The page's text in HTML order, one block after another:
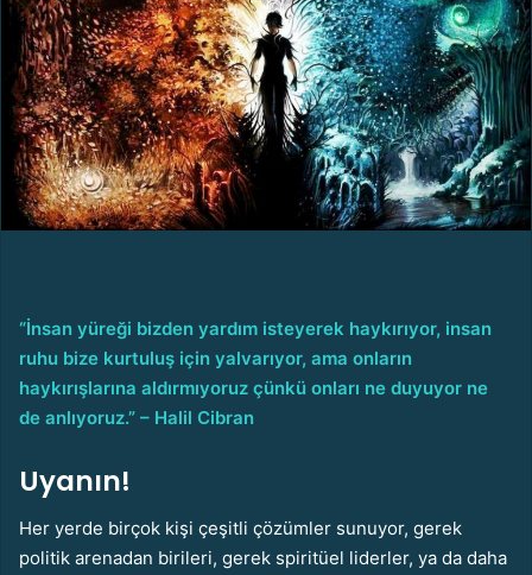
a
g
ö
n
d
e
r
m
“İnsan yüreği bizden yardım isteyerek haykırıyor, insan
ruhu bize kurtuluş için yalvarıyor, ama onların
haykırışlarına aldırmıyoruz çünkü onları ne duyuyor ne
de anlıyoruz.” – Halil Cibran
Uyanın!
Her yerde birçok kişi çeşitli çözümler sunuyor, gerek
politik arenadan birileri, gerek spiritüel liderler, ya da daha